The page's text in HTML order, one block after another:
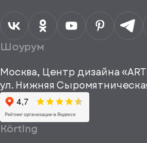
данных
Я согласен
рекламные и
информационные
материалы
Шоурум
Москва, Центр дизайна
ул. Нижняя
Körting